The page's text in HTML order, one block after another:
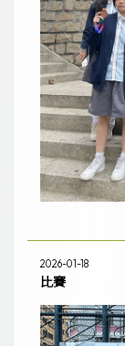
2026-01-18
比賽